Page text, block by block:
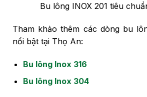
Bu lông INOX 201 tiêu
Tham khảo thêm các dòng bu
nổi bật tại Thọ An:
Bu lông Inox 316
Bu lông Inox 304